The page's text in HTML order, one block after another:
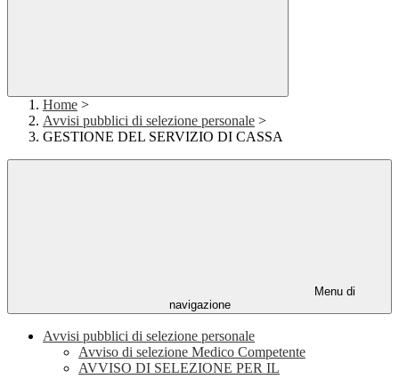
Home >
Avvisi pubblici di selezione personale >
GESTIONE DEL SERVIZIO DI CASSA
Menu di
navigazione
Avvisi pubblici di selezione personale
Avviso di selezione Medico Competente
AVVISO DI SELEZIONE PER IL